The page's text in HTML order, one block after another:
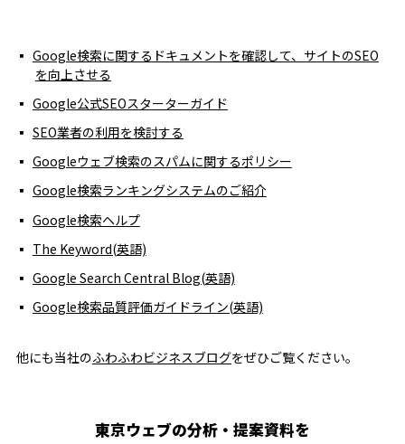
Google検索に関するドキュメントを確認して、サイトのSEO
を向上させる
Google公式SEOスターターガイド
SEO業者の利用を検討する
Googleウェブ検索のスパムに関するポリシー
Google検索ランキングシステムのご紹介
Google検索ヘルプ
The Keyword(英語)
Google Search Central Blog(英語)
Google検索品質評価ガイドライン(英語)
他にも当社のふわふわビジネスブログをぜひご覧ください。
東京ウェブの分析・提案資料を